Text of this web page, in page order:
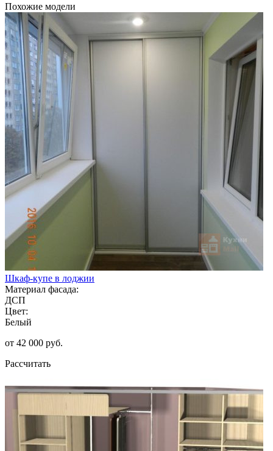
Похожие модели
Шкаф-купе в лоджии
Материал фасада:
ДСП
Цвет:
Белый
от 42 000 руб.
Рассчитать